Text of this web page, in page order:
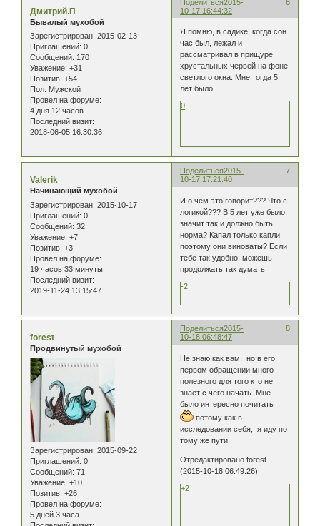
Поделиться 6
2015-
10-17 16:44:32
Дмитрий.П
Бывалый мухобой
Зарегистрирован: 2015-02-13
Приглашений: 0
Сообщений: 170
Уважение: +31
Позитив: +54
Пол: Мужской
Провел на форуме:
4 дня 12 часов
Последний визит:
2018-06-05 16:30:36
Я помню, в садике, когда сон
час был, лежал и
рассматривал в прищуре
хрустальных червей на фоне
светлого окна. Мне тогда 5
лет было.
0
Поделиться 7
2015-
10-17 17:21:40
Valerik
Начинающий мухобой
Зарегистрирован: 2015-10-17
Приглашений: 0
Сообщений: 32
Уважение: +7
Позитив: +3
Провел на форуме:
19 часов 33 минуты
Последний визит:
2019-11-24 13:15:47
И о чём это говорит??? Что с
логикой??? В 5 лет уже было,
значит так и должно быть,
норма? Капал только капли
поэтому они виноваты? Если
тебе так удобно, можешь
продолжать так думать
-2
Поделиться 8
2015-
10-18 06:48:47
forest
Продвинутый мухобой
Зарегистрирован: 2015-09-22
Приглашений: 0
Сообщений: 71
Уважение: +10
Позитив: +26
Провел на форуме:
5 дней 3 часа
Не знаю как вам, но в его
первом обращении много
полезного для того кто не
знает с чего начать. Мне
было интересно почитать
потому как в
исследовании себя, я иду по
тому же пути.
Отредактировано forest
(2015-10-18 06:49:26)
+2